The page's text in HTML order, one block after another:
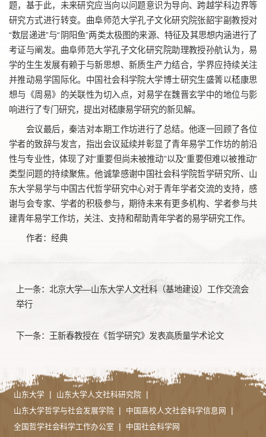
题，基于此，未来研究应当向以问题意识为导向、跨越学科边界等
研究方式进行转变。曲阜师范大学孔子文化研究院张韶宇副教授对
“数层递进”与“阴阳鱼”两类太极图的来源、特征及其思想内涵进行了
考证与阐发。曲阜师范大学孔子文化研究院助理教授孙航认为，易
学的生生发展有赖于与新思想、新质生产力结合，学界应持续关注
并推动易学国际化。中国社会科学院大学博士研究生盛箐以嵇康思
想与《周易》的关联性为切入点，对易学在魏晋玄学中的地位与影
响进行了专门研究，提出对嵇康易学研究的新见解。
会议最后，秦洁对本期工作坊进行了总结。他逐一回顾了各位
学者的致辞与发言，指出会议延续并彰显了青年易学工作坊的前沿
性与专业性，体现了对“重要但尚未被推动”以及“重要但难以被推动”
类型问题的持续聚焦。他诚挚感谢中国社会科学院哲学研究所、山
东大学易学与中国古代哲学研究中心对于青年学者交流的支持，感
谢与会专家、学者的积极参与，期待未来有更多机构、学者参与共
建青年易学工作坊，关注、支持和帮助青年学者的易学研究工作。
作者：经典
上一条： 北京大学—山东大学人文社科（基地建设）工作交流会
举行
下一条： 王新春教授在《哲学研究》发表高质量学术论文
山东大学 | 山东大学人文社科研究院 |
山东大学哲学与社会发展学院 | 中国高校人文社会科学信息网 |
全国哲学社会科学工作办公室 | 中国社会科学网